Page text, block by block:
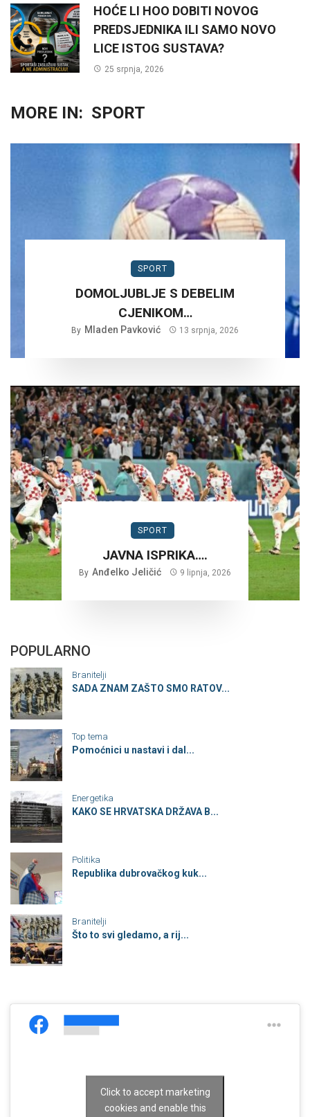
HOĆE LI HOO DOBITI NOVOG
PREDSJEDNIKA ILI SAMO NOVO
LICE ISTOG SUSTAVA?
25 srpnja, 2026
MORE IN: SPORT
SPORT
DOMOLJUBLJE S DEBELIM
CJENIKOM…
By Mladen Pavković 13 srpnja, 2026
SPORT
JAVNA ISPRIKA….
By Anđelko Jeličić 9 lipnja, 2026
POPULARNO
Branitelji
SADA ZNAM ZAŠTO SMO RATOV...
Top tema
Pomoćnici u nastavi i dal...
Energetika
KAKO SE HRVATSKA DRŽAVA B...
Politika
Republika dubrovačkog kuk...
Branitelji
Što to svi gledamo, a rij...
Click to accept marketing
cookies and enable this